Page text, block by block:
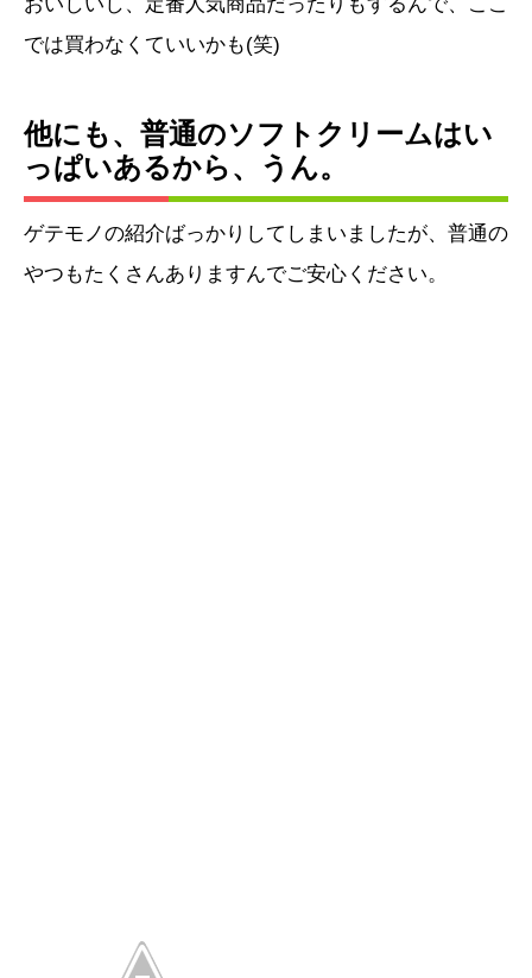
では買わなくていいかも(笑)
他にも、普通のソフトクリームはい
っぱいあるから、うん。
ゲテモノの紹介ばっかりしてしまいましたが、普通の
やつもたくさんありますんでご安心ください。